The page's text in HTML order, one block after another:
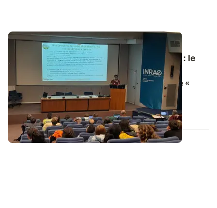
PROJET TERMINÉ
Colloque de clôture du projet PhosphoBio : le
replay est disponible
Le colloque de clôture du projet PhosphoBio intitulé «
Quelles avancées pour une gestion...
16 DÉC. 2024